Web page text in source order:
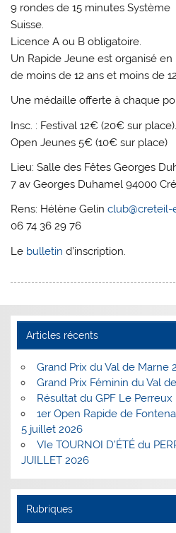
9 rondes de 15 minutes Système
Suisse.
Licence A ou B obligatoire.
Un Rapide Jeune est organisé
de moins de 12 ans et moins de
Une médaille offerte à chaque
Insc. : Festival 12€ (20€ sur place).
Open Jeunes 5€ (10€ sur place)
Lieu: Salle des Fêtes Georges
7 av Georges Duhamel 94000
Rens: Hélène Gelinclub@creteil-
06 74 36 29 76
Le bulletind’inscription.
Articles récents
Grand Prix du Val de Marne
Grand Prix Féminin du Val
Résultat du GPF Le Perreux
1er Open Rapide de
5 juillet 2026
VIe TOURNOI D’ÉTÉ du
JUILLET 2026
Rubriques